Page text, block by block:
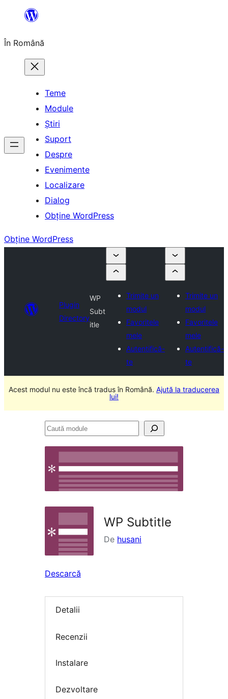
conținut
În Română
Teme
Module
Știri
Suport
Despre
Evenimente
Localizare
Dialog
Obține WordPress
Obține WordPress
Plugin
Directory
WP
Subt
itle
Trimite un
modul
Favoritele
mele
Autentifică-
te
Trimite un
modul
Favoritele
mele
Autentifică-
te
Acest modul nu este încă tradus în Română. Ajută la traducerea
lui!
Caută
WP Subtitle
De husani
Descarcă
Detalii
Recenzii
Instalare
Dezvoltare